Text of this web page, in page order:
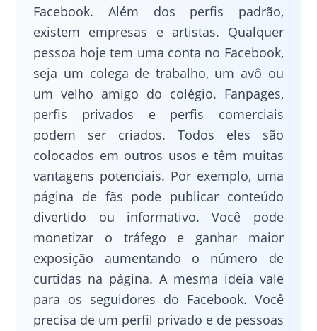
Facebook. Além dos perfis padrão,
existem empresas e artistas. Qualquer
pessoa hoje tem uma conta no Facebook,
seja um colega de trabalho, um avô ou
um velho amigo do colégio. Fanpages,
perfis privados e perfis comerciais
podem ser criados. Todos eles são
colocados em outros usos e têm muitas
vantagens potenciais. Por exemplo, uma
página de fãs pode publicar conteúdo
divertido ou informativo. Você pode
monetizar o tráfego e ganhar maior
exposição aumentando o número de
curtidas na página. A mesma ideia vale
para os seguidores do Facebook. Você
precisa de um perfil privado e de pessoas